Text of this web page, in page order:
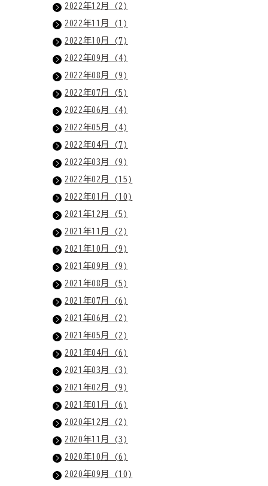
2022年12月 (2)
2022年11月 (1)
2022年10月 (7)
2022年09月 (4)
2022年08月 (9)
2022年07月 (5)
2022年06月 (4)
2022年05月 (4)
2022年04月 (7)
2022年03月 (9)
2022年02月 (15)
2022年01月 (10)
2021年12月 (5)
2021年11月 (2)
2021年10月 (9)
2021年09月 (9)
2021年08月 (5)
2021年07月 (6)
2021年06月 (2)
2021年05月 (2)
2021年04月 (6)
2021年03月 (3)
2021年02月 (9)
2021年01月 (6)
2020年12月 (2)
2020年11月 (3)
2020年10月 (6)
2020年09月 (10)